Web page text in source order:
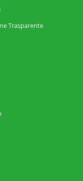
Trasparente